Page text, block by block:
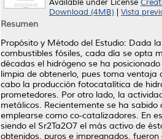
Available under License
Download (4MB)
Vista
Resumen
Propósito y Método del Estudio: Dada
combustibles fósiles, cada día se opta
décadas el hidrógeno se ha
limpia de obtenerlo, pues toma
cabo la producción fotocatalítica de
prometedores. Por otro lado, la
metálicos. Recientemente se ha
emplearse como co-catalizadores. En
siendo el Sr2Ta2O7 el más activo de
obtenidos, puros e impregnados,